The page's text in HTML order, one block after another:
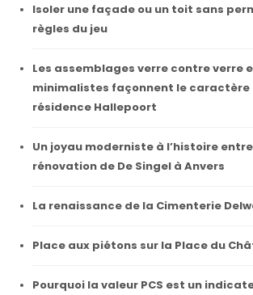
Isoler une façade ou un toit sans
règles du jeu
Les assemblages verre contre verre
minimalistes façonnent le caractère
résidence Hallepoort
Un joyau moderniste à l’histoire
rénovation de De Singel à Anvers
La renaissance de la Cimenterie
Place aux piétons sur la Place du
Pourquoi la valeur PCS est un